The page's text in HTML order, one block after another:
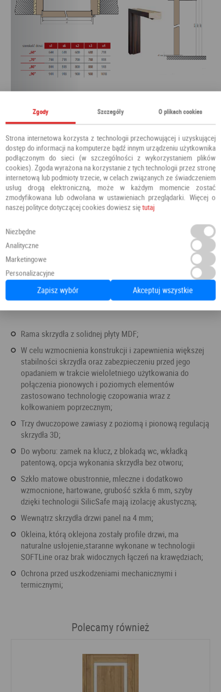
rama skrzydła z solidnej płyty MDF;
w celu wzmocnienia konstrukcji i zapewnienia większej
stabilności skrzydła oraz zabezpieczeniu przed jego
opadaniem w trakcie wieloletniego użytkowania do
połączenia pionowych i poziomych elementów
zastosowano technologię czopowania wraz z
kołkowaniem poprzecznym;
trzy dwuczopowe zawiasy z poziomą i pionową regulacją
skrzydła 3D;
do wyboru: zamek na klucz, z blokadą wc, wkładką
patentową, opcja wykonania skrzydła bez otworu;
szkło matowe obustronnie, mleczne i dodatkowo
wzmocnione, hartowane, grubość szkła 6 mm, szyby
dzięki technologii SilicSafe mają izolację akustyczną;
wewnątrz skrzydła drzwi panel na 4 mm;
okleina, którą oklejona zostały profile drzwi, ma
naturalne usłojenie,staranne wykonane w technologii
SOFTLine oraz brak widocznych łączeń na krawędziach;
ochrona przed uszkodzeniami mechanicznymi i
termicznymi;
Polecamy również
Zgody Szczegóły O plikach cookies
Strona internetowa korzysta z technologii przechowującej i uzyskującej
dostęp do informacji na komputerze bądź innym urządzeniu użytkownika
podłączonym do sieci (w szczególności z wykorzystaniem plików
cookies). Zgoda wyrażona na korzystanie z tych technologii przez stronę
internetową lub podmioty trzecie, w celach związanych ze świadczeniem
usług drogą elektroniczną, może w każdym momencie zostać
zmodyfikowana lub odwołana w ustawieniach przeglądarki. Więcej o
naszej polityce dotyczącej cookies dowiesz siętutaj
Niezbędne
Analityczne
Marketingowe
Personalizacyjne
Zapisz wybór Akceptuj wszystkie